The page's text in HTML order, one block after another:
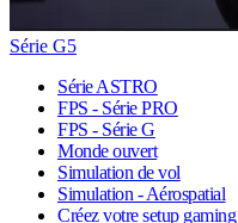
Série G5
Série ASTRO
FPS - Série PRO
FPS - Série G
Monde ouvert
Simulation de vol
Simulation - Aérospatial
Créez votre setup gaming